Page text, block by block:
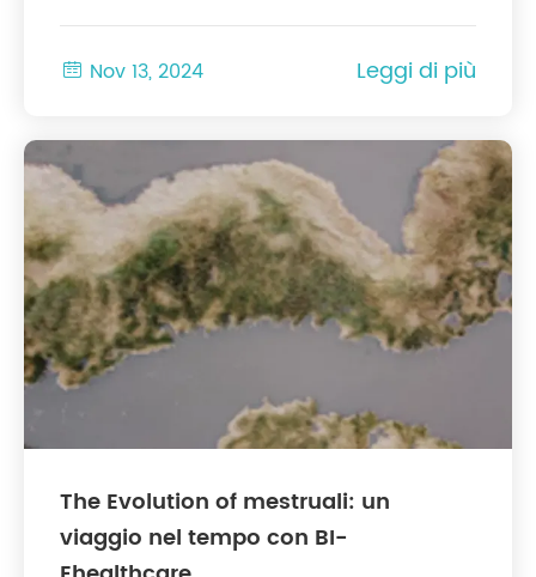
 Nov 13, 2024 Leggi di più
The Evolution of mestruali: un
viaggio nel tempo con BI-